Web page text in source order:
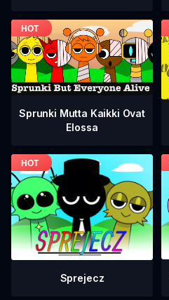
Sprunki Mutta Kaikki Ovat
Elossa
Sprejecz